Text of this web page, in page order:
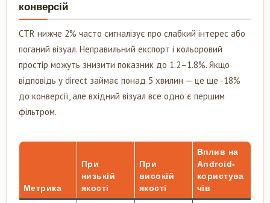
конверсій
CTR нижче 2% часто сигналізує про слабкий інтерес або
поганий візуал. Неправильний експорт і кольоровий
простір можуть знизити показник до 1.2–1.8%. Якщо
відповідь у direct займає понад 5 хвилин — це ще -18%
до конверсії, але вхідний візуал все одно є першим
фільтром.
Метрика
При
низькій
якості
При
високій
якості
Вплив на
Android-
користува
чів